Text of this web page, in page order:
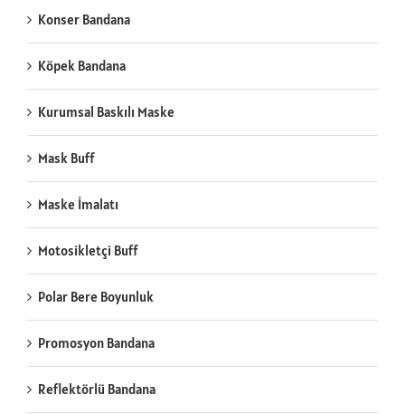
Konser Bandana
Köpek Bandana
Kurumsal Baskılı Maske
Mask Buff
Maske İmalatı
Motosikletçi Buff
Polar Bere Boyunluk
Promosyon Bandana
Reflektörlü Bandana